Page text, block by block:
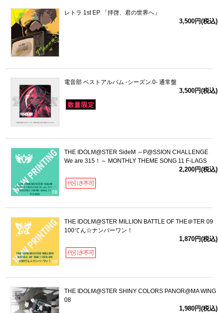
レトラ 1st EP 「拝啓、君の世界へ」
3,500円(税込)
電音部 ベストアルバム -シーズン.0- 通常盤
3,500円(税込)
THE IDOLM@STER SideM ～P@SSION CHALLENGE
We are 315！～ MONTHLY THEME SONG 11 F-LAGS
2,200円(税込)
THE IDOLM@STER MILLION BATTLE OF THE＠TER 09
100てん☆ナンバーワン！
1,870円(税込)
THE IDOLM@STER SHINY COLORS PANOR@MA WING
08
1,980円(税込)